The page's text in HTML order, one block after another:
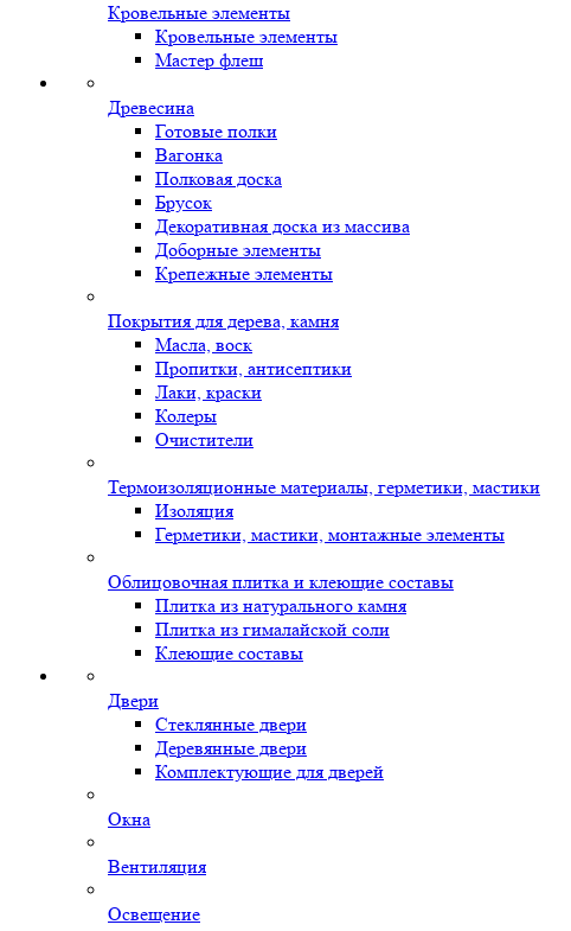
Кровельные элементы
Кровельные элементы
Мастер флеш
Древесина
Готовые полки
Вагонка
Полковая доска
Брусок
Декоративная доска из массива
Доборные элементы
Крепежные элементы
Покрытия для дерева, камня
Масла, воск
Пропитки, антисептики
Лаки, краски
Колеры
Очистители
Термоизоляционные материалы, герметики, мастики
Изоляция
Герметики, мастики, монтажные элементы
Облицовочная плитка и клеющие составы
Плитка из натурального камня
Плитка из гималайской соли
Клеющие составы
Двери
Стеклянные двери
Деревянные двери
Комплектующие для дверей
Окна
Вентиляция
Освещение